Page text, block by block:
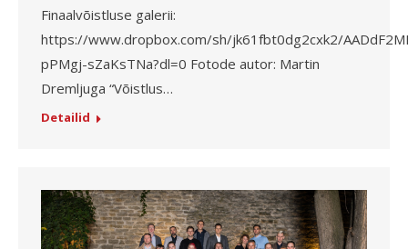
Finaalvõistluse galerii:
https://www.dropbox.com/sh/jk61fbt0dg2cxk2/
pPMgj-sZaKsTNa?dl=0 Fotode autor: Martin
Dremljuga “Võistlus…
Detailid